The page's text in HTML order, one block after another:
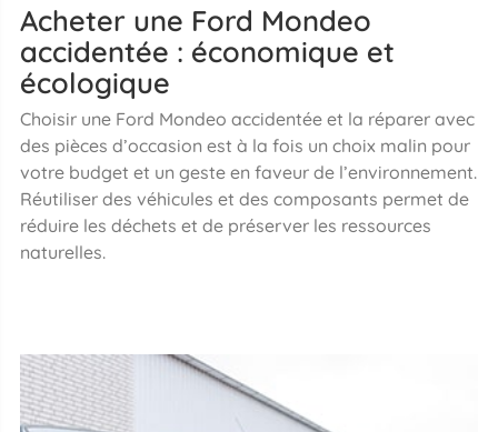
Acheter une Ford Mondeo
accidentée : économique et
écologique
Choisir une Ford Mondeo accidentée et la réparer avec
des pièces d’occasion est à la fois un choix malin pour
votre budget et un geste en faveur de l’environnement.
Réutiliser des véhicules et des composants permet de
réduire les déchets et de préserver les ressources
naturelles.